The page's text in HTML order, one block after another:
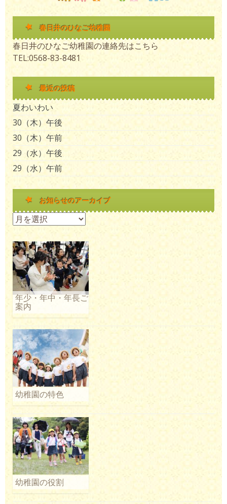
春日井のひなご幼稚園
春日井のひなご幼稚園の連絡先はこちら
TEL:0568-83-8481
最近の投稿
夏わいわい
30（木）午後
30（木）午前
29（水）午後
29（水）午前
お知らせのアーカイブ
お知らせのアーカイブ
年少・年中・年長ご
案内
幼稚園の特色
幼稚園の役割